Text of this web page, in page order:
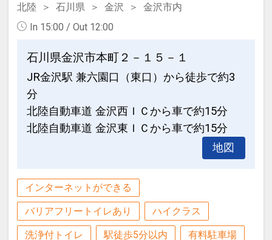
北陸 石川県 金沢
金沢市内
In 15:00 / Out 12:00
石川県金沢市本町２－１５－１
JR金沢駅 兼六園口（東口）から徒歩で約3
分
北陸自動車道 金沢西ＩＣから車で約15分
北陸自動車道 金沢東ＩＣから車で約15分
地図
インターネットができる
バリアフリートイレあり ハイクラス
洗浄付トイレ 駅徒歩5分以内 有料駐車場